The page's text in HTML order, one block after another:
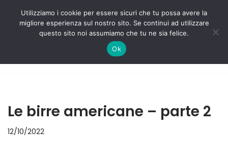
Le birre americane – parte 2
12/10/2022
Utilizziamo i cookie per essere sicuri che tu possa avere la
migliore esperienza sul nostro sito. Se continui ad utilizzare
questo sito noi assumiamo che tu ne sia felice.
Ok